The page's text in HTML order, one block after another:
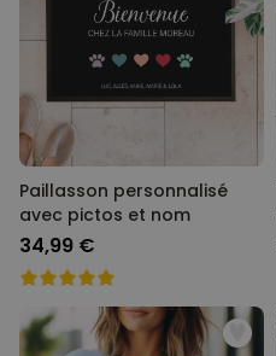
Paillasson personnalisé
avec pictos et nom
34,99 €